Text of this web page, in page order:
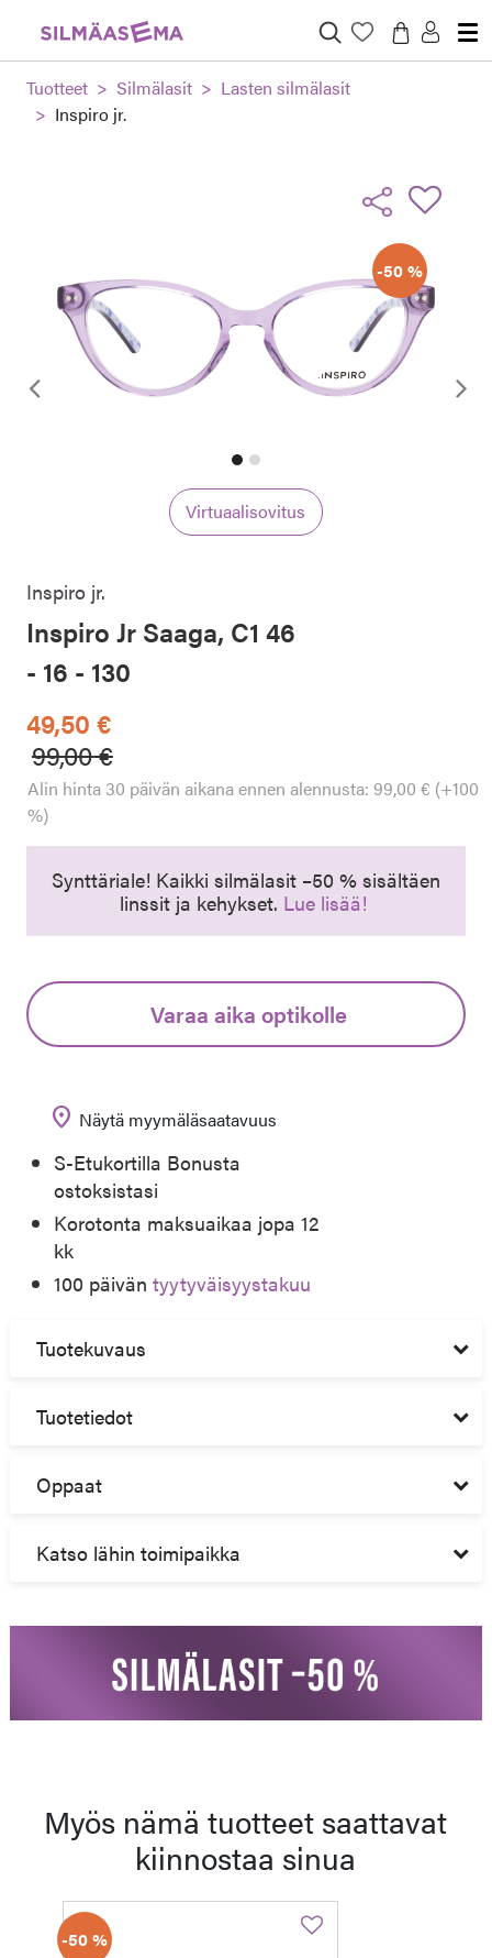
Tuotteet Silmälasit
Lasten silmälasit
Inspiro jr.
-50 %
Edellinen
Virtuaalisovitus
Inspiro jr.
Inspiro Jr Saaga, C1 46
- 16 - 130
49,50 €
Hinta alennettu
99,00 €Alennettu hinta
Alin hinta 30 päivän aikana ennen alennusta: 99,00 € (+100
%)
Synttäriale! Kaikki silmälasit –50 % sisältäen
linssit ja kehykset. Lue lisää!
Varaa aika optikolle
location_on Näytä myymäläsaatavuus
S-Etukortilla Bonusta
ostoksistasi
Korotonta maksuaikaa jopa 12
kk
100 päiväntyytyväisyystakuu
Tuotekuvaus
Tuotetiedot
Oppaat
Katso lähin toimipaikka
Myös nämä tuotteet saattavat
kiinnostaa sinua
-50 %